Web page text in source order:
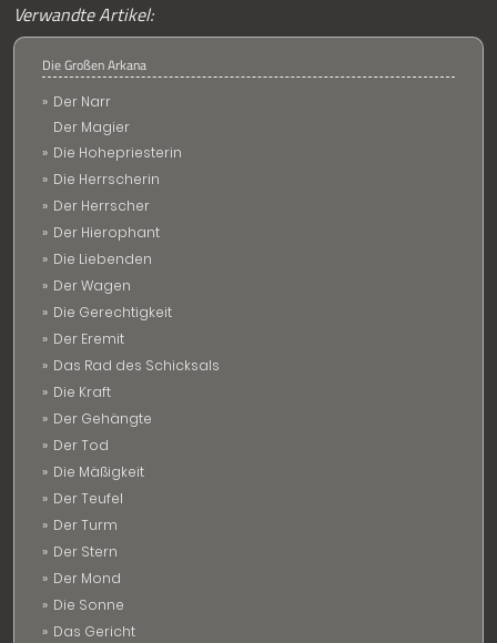
Verwandte Artikel:
Die Großen Arkana
Der Narr
Der Magier
Die Hohepriesterin
Die Herrscherin
Der Herrscher
Der Hierophant
Die Liebenden
Der Wagen
Die Gerechtigkeit
Der Eremit
Das Rad des Schicksals
Die Kraft
Der Gehängte
Der Tod
Die Mäßigkeit
Der Teufel
Der Turm
Der Stern
Der Mond
Die Sonne
Das Gericht